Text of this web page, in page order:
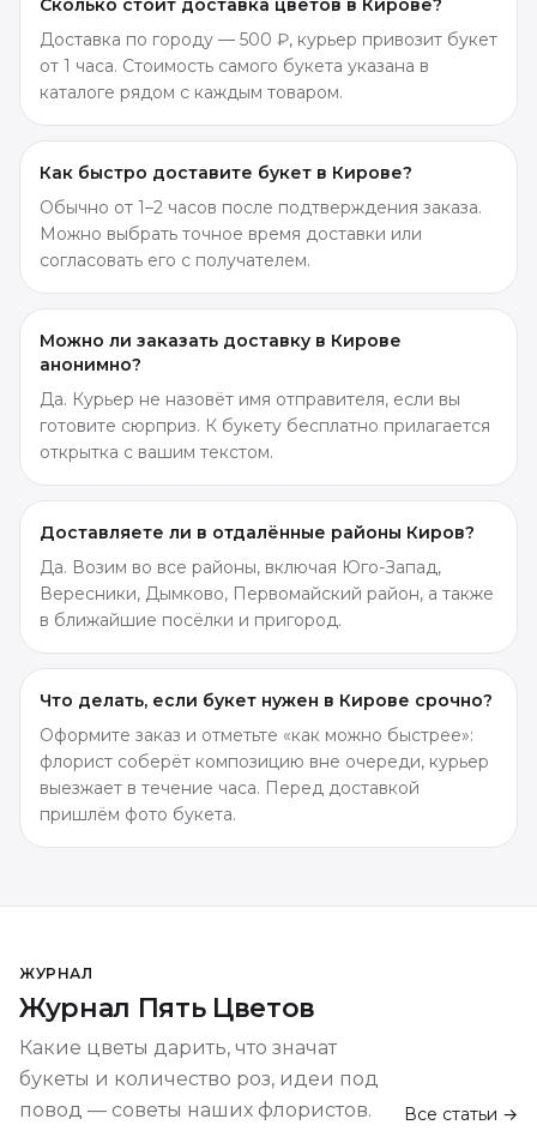
Сколько стоит доставка цветов в Кирове?
Доставка по городу — 500 ₽, курьер привозит букет
от 1 часа. Стоимость самого букета указана в
каталоге рядом с каждым товаром.
Как быстро доставите букет в Кирове?
Обычно от 1–2 часов после подтверждения заказа.
Можно выбрать точное время доставки или
согласовать его с получателем.
Можно ли заказать доставку в Кирове
анонимно?
Да. Курьер не назовёт имя отправителя, если вы
готовите сюрприз. К букету бесплатно прилагается
открытка с вашим текстом.
Доставляете ли в отдалённые районы Киров?
Да. Возим во все районы, включая Юго-Запад,
Вересники, Дымково, Первомайский район, а также
в ближайшие посёлки и пригород.
Что делать, если букет нужен в Кирове срочно?
Оформите заказ и отметьте «как можно быстрее»:
флорист соберёт композицию вне очереди, курьер
выезжает в течение часа. Перед доставкой
пришлём фото букета.
ЖУРНАЛ
Журнал Пять Цветов
Какие цветы дарить, что значат
букеты и количество роз, идеи под
повод — советы наших флористов.
Все статьи →